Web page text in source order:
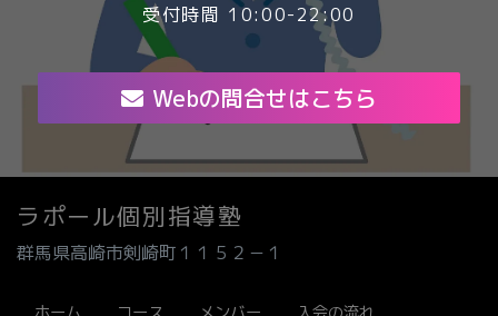
受付時間 10:00-22:00
Webの問合せはこちら
ラポール個別指導塾
群馬県高崎市剣崎町１１５２－１